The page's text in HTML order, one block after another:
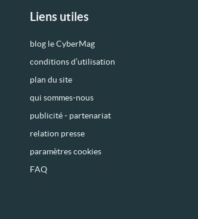
Liens utiles
blog le CyberMag
conditions d’utilisation
plan du site
qui sommes-nous
publicité - partenariat
relation presse
paramètres cookies
FAQ